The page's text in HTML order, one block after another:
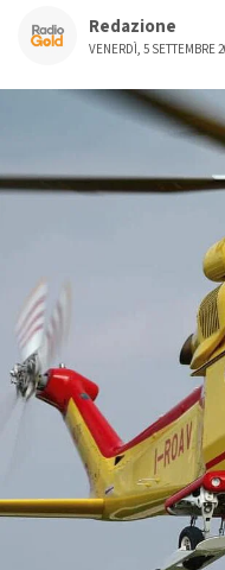
Redazione
VENERDÌ, 5 SETTEMBRE